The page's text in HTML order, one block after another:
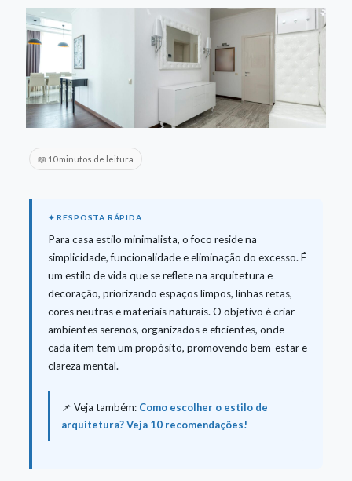
📖 10 minutos de leitura
Para casa estilo minimalista, o foco reside na
simplicidade, funcionalidade e eliminação do excesso. É
um estilo de vida que se reflete na arquitetura e
decoração, priorizando espaços limpos, linhas retas,
cores neutras e materiais naturais. O objetivo é criar
ambientes serenos, organizados e eficientes, onde
cada item tem um propósito, promovendo bem-estar e
clareza mental.
📌 Veja também: Como escolher o estilo de
arquitetura? Veja 10 recomendações!